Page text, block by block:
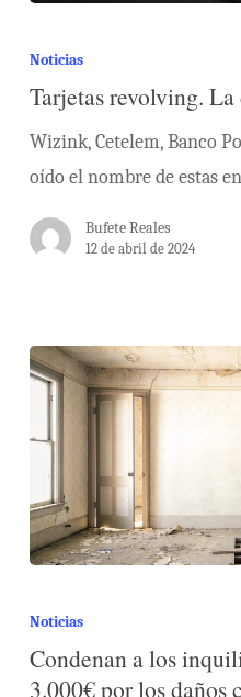
Noticias
Tarjetas revolving.
Wizink, Cetelem, Banco
oído el nombre de estas
Bufete Reales
12 de abril de 2024
Noticias
Condenan a los
3.000€ por los daños